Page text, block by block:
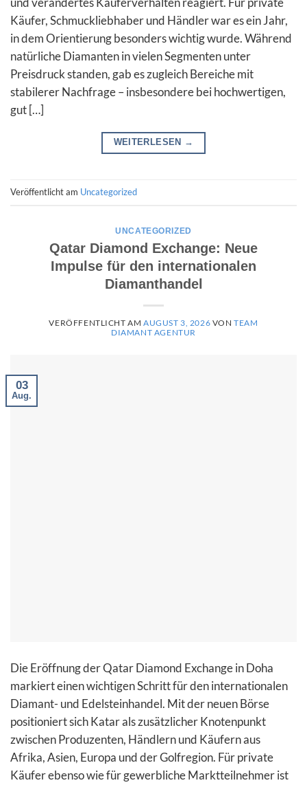
Käufer, Schmuckliebhaber und Händler war es ein Jahr,
in dem Orientierung besonders wichtig wurde. Während
natürliche Diamanten in vielen Segmenten unter
Preisdruck standen, gab es zugleich Bereiche mit
stabilerer Nachfrage – insbesondere bei hochwertigen,
gut […]
WEITERLESEN →
Veröffentlicht am Uncategorized
UNCATEGORIZED
Qatar Diamond Exchange: Neue
Impulse für den internationalen
Diamanthandel
VERÖFFENTLICHT AMAUGUST 3, 2026 VONTEAM
DIAMANT AGENTUR
03
Aug.
Die Eröffnung der Qatar Diamond Exchange in Doha
markiert einen wichtigen Schritt für den internationalen
Diamant- und Edelsteinhandel. Mit der neuen Börse
positioniert sich Katar als zusätzlicher Knotenpunkt
zwischen Produzenten, Händlern und Käufern aus
Afrika, Asien, Europa und der Golfregion. Für private
Käufer ebenso wie für gewerbliche Marktteilnehmer ist